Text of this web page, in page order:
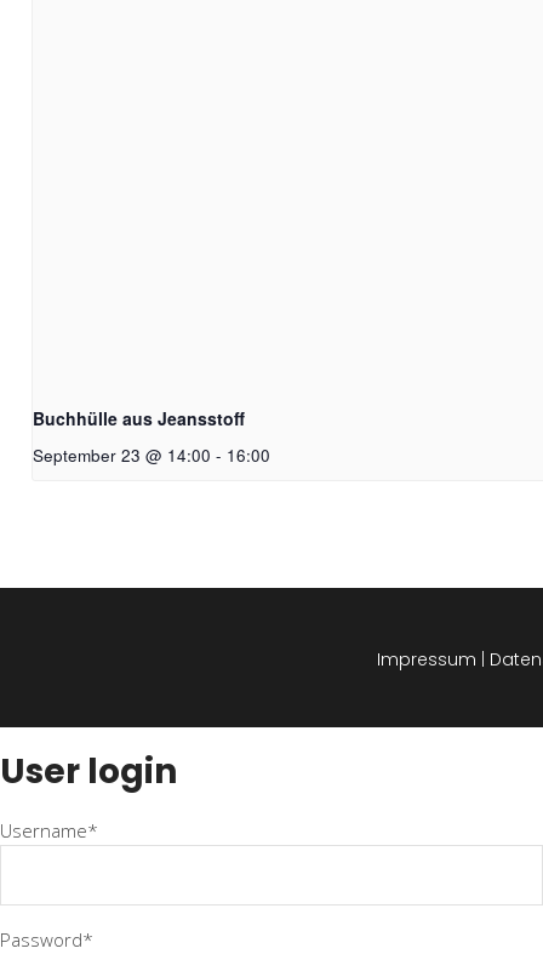
Buchhülle aus Jeansstoff
September 23 @ 14:00 - 16:00
Impressum |
User login
Username*
Password*